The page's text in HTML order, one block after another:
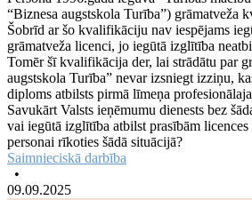
“Biznesa augstskola Turība”) grāmatveža
Šobrīd ar šo kvalifikāciju nav iespējams
grāmatveža licenci, jo iegūtā izglītība
Tomēr šī kvalifikācija der, lai strādātu par
augstskola Turība” nevar izsniegt izziņu,
diploms atbilsts pirmā līmeņa
Savukārt Valsts ieņēmumu dienests bez
vai iegūtā izglītība atbilst prasībām
personai rīkoties šādā situācijā?
Saimnieciskā darbība
•
09.09.2025